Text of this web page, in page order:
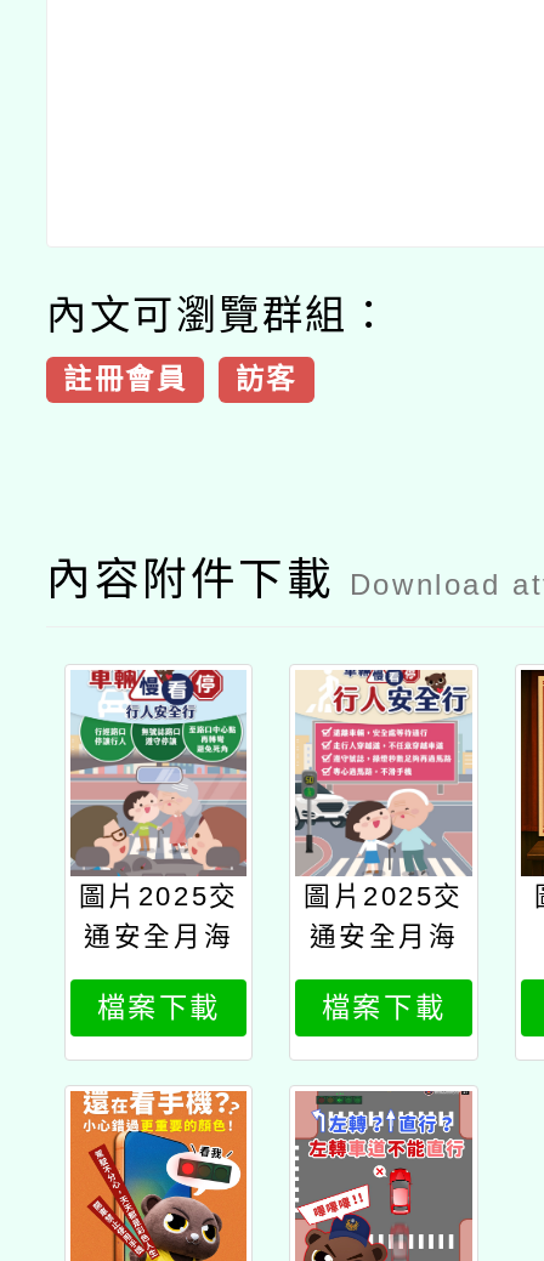
內文可瀏覽群組：
註冊會員 訪客
內容附件下載 Download
圖片2025交
通安全月海
報w59h84_
駕駛版
檔案下載
圖片2025交
通安全月海
報w59h84_
行人版
檔案下載